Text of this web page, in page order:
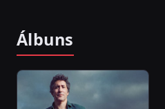
Álbuns